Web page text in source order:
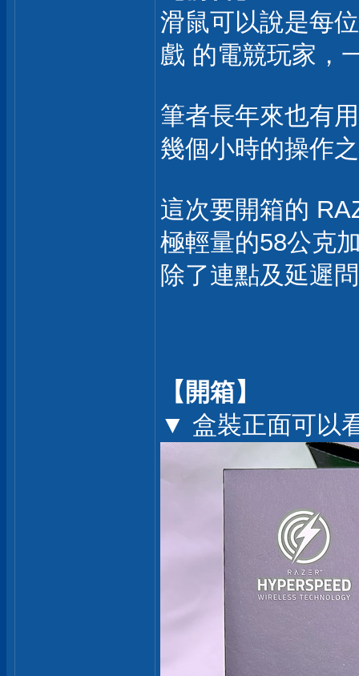
滑鼠可以說是每
戲 的電競玩家，
筆者長年來也有
幾個小時的操作
這次要開箱的
極輕量的58公克
除了連點及延遲
【開箱】
▼ 盒裝正面可以